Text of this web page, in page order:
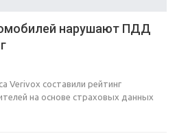
нарушают ПДД
Verivox составили рейтинг
на основе страховых данных